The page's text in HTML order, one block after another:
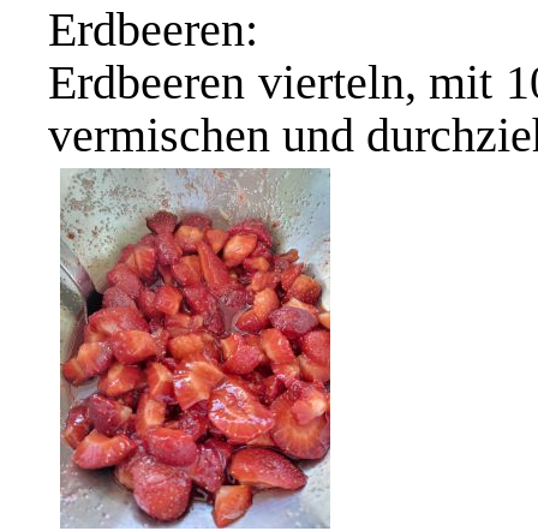
Erdbeeren:
Erdbeeren vierteln, mit
vermischen und